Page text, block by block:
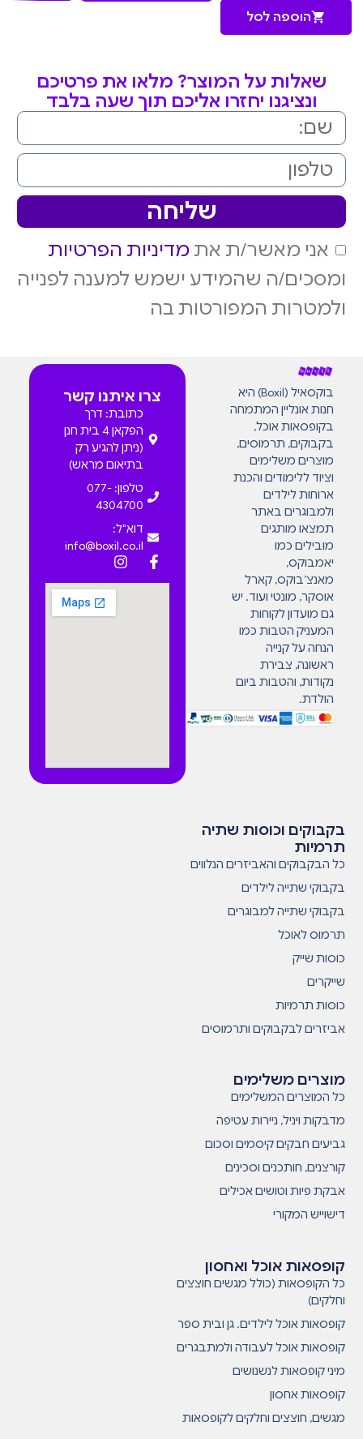
הוספה לסל
שאלות על המוצר? מלאו את פרטיכם
ונציגנו יחזרו אליכם תוך שעה בלבד
אני מאשר/ת את מדיניות הפרטיות
ומסכים/ה שהמידע ישמש למענה לפנייה
ולמטרות המפורטות בה
שליחה
בוקסאיל (Boxil) היא
חנות אונליין המתמחה
בקופסאות אוכל,
בקבוקים, תרמוסים,
מוצרים משלימים
וציוד ללימודים והכנת
ארוחות לילדים
ולמבוגרים באתר
תמצאו מותגים
מובילים כמו
יאמבוקס,
מאנצ’בוקס, קארל
אוסקר, מונטי ועוד. יש
גם מועדון לקוחות
המעניק הטבות כמו
הנחה על קנייה
ראשונה, צבירת
נקודות, והטבות ביום
הולדת.
צרו איתנו קשר
כתובת: דרך
הפקאן 4 בית חנן
(ניתן להגיע רק
בתיאום מראש)
טלפון: 077-
4304700
דוא"ל:
info@boxil.co.il
קופסאות אוכל ואחסון
כל הקופסאות (כולל מגשים חוצצים
וחלקים)
קופסאות אוכל לילדים. גן ובית ספר
קופסאות אוכל לעבודה ולמתבגרים
מיני קופסאות לנשנושים
קופסאות אחסון
מגשים, חוצצים וחלקים לקופסאות
מוצרים משלימים
כל המוצרים המשלימים
מדבקות ויניל, ניירות עטיפה
גביעים חבקים קיסמים וסכום
קורצנים, חותכנים וסכינים
אבקת פיות וטושים אכילים
דישוייש המקורי
בקבוקים וכוסות שתיה
תרמיות
כל הבקבוקים והאביזרים הנלווים
בקבוקי שתייה לילדים
בקבוקי שתייה למבוגרים
תרמוס לאוכל
כוסות שייק
שייקרים
כוסות תרמיות
אביזרים לבקבוקים ותרמוסים